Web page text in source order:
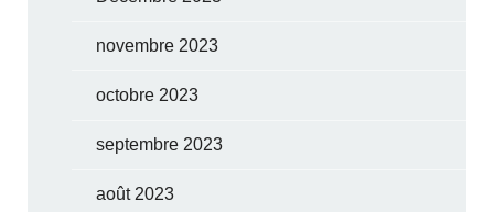
novembre 2023
octobre 2023
septembre 2023
août 2023